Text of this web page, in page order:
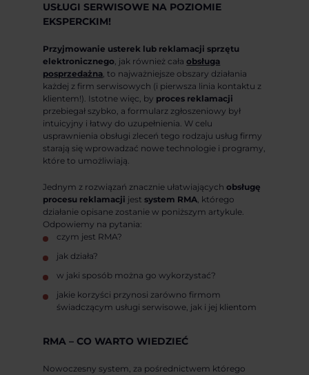
USŁUGI SERWISOWE NA POZIOMIE
EKSPERCKIM!
Przyjmowanie usterek lub reklamacji sprzętu
elektronicznego, jak również całaobsługa
posprzedażna, to najważniejsze obszary działania
każdej z firm serwisowych (i pierwsza linia kontaktu z
klientem!). Istotne więc, by proces reklamacji
przebiegał szybko, a formularz zgłoszeniowy był
intuicyjny i łatwy do uzupełnienia. W celu
usprawnienia obsługi zleceń tego rodzaju usług firmy
starają się wprowadzać nowe technologie i programy,
które to umożliwiają.
Jednym z rozwiązań znacznie ułatwiającychobsługę
procesu reklamacji jestsystem RMA, którego
działanie opisane zostanie w poniższym artykule.
Odpowiemy na pytania:
czym jest RMA?
jak działa?
w jaki sposób można go wykorzystać?
jakie korzyści przynosi zarówno firmom
świadczącym usługi serwisowe, jak i jej klientom
RMA – CO WARTO WIEDZIEĆ
Nowoczesny system, za pośrednictwem którego